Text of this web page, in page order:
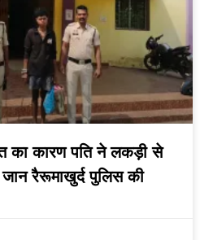
का कारण पति ने लकड़ी से
रैरूमाखुर्द पुलिस की